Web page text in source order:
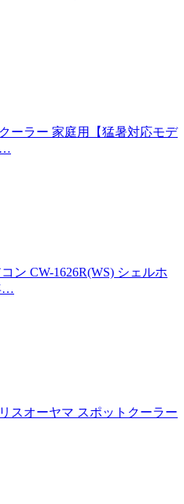
ーラー 家庭用【猛暑対応モデ
ン CW-1626R(WS) シェルホ
…
スオーヤマ スポットクーラー